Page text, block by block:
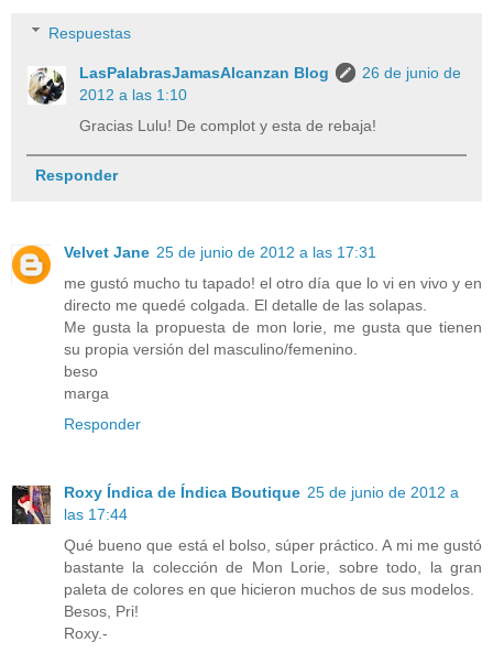
Respuestas
LasPalabrasJamasAlcanzan Blog
26 de junio de
2012 a las 1:10
Gracias Lulu! De complot y esta de rebaja!
Responder
Velvet Jane 25 de junio de 2012 a las 17:31
me gustó mucho tu tapado! el otro día que lo vi en vivo y en
directo me quedé colgada. El detalle de las solapas.
Me gusta la propuesta de mon lorie, me gusta que tienen
su propia versión del masculino/femenino.
beso
marga
Responder
Roxy Índica de Índica Boutique 25 de junio de 2012 a
las 17:44
Qué bueno que está el bolso, súper práctico. A mi me gustó
bastante la colección de Mon Lorie, sobre todo, la gran
paleta de colores en que hicieron muchos de sus modelos.
Besos, Pri!
Roxy.-